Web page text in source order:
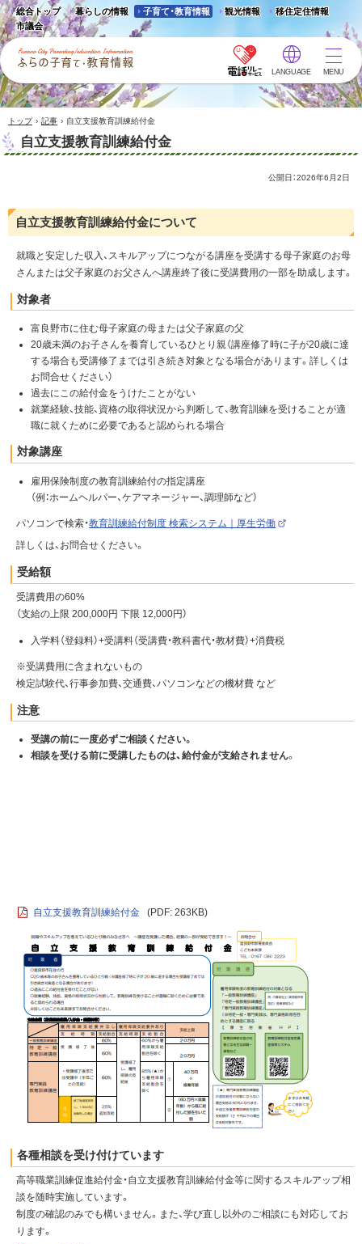
総合トップ 暮らしの情報 子育て・教育情報 観光情報
移住定住情報
市議会
ふらの子育て・教育情報 -
Furano City
Parenting/Education
Information
LANGUAGE MENU
トップ › 記事 › 自立支援教育訓練給付金
自立支援教育訓練給付金
公開日：2026年6月2日
自立支援教育訓練給付金について
就職と安定した収入、スキルアップにつながる講座を受講する母子家庭のお母
さんまたは父子家庭のお父さんへ講座終了後に受講費用の一部を助成します。
対象者
富良野市に住む母子家庭の母または父子家庭の父
20歳未満のお子さんを養育しているひとり親（講座修了時に子が20歳に達
する場合も受講修了までは引き続き対象となる場合があります。詳しくは
お問合せください）
過去にこの給付金をうけたことがない
就業経験、技能、資格の取得状況から判断して、教育訓練を受けることが適
職に就くために必要であると認められる場合
対象講座
雇用保険制度の教育訓練給付の指定講座
（例：ホームヘルパー、ケアマネージャー、調理師など）
パソコンで検索・教育訓練給付制度 検索システム｜厚生労働
ト
詳しくは、お問合せください。
受給額
受講費用の60%
（支給の上限 200,000円 下限 12,000円）
入学料（登録料）+受講料（受講費・教科書代・教材費）+消費税
※受講費用に含まれないもの
検定試験代、行事参加費、交通費、パソコンなどの機材費 など
注意
受講の前に一度必ずご相談ください。
相談を受ける前に受講したものは、給付金が支給されません。
自立支援教育訓練給付金 (PDF: 263KB)
各種相談を受け付けています
高等職業訓練促進給付金・自立支援教育訓練給付金等に関するスキルアップ相
談を随時実施しています。
制度の確認のみでも構いません。また、学び直し以外のご相談にも対応してお
ります。